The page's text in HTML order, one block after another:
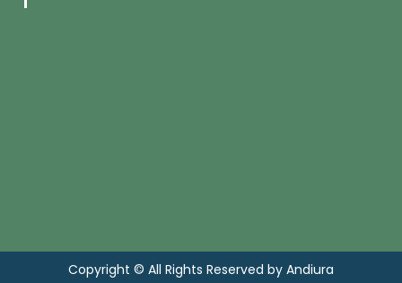
Copyright © All Rights Reserved by Andiura